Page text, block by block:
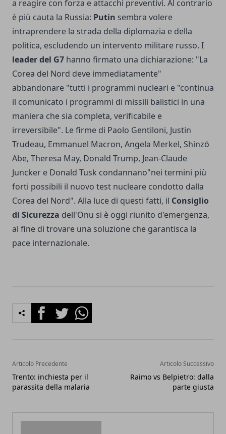
a reagire con forza e attacchi preventivi. Al contrario
è più cauta la Russia: Putin sembra volere
intraprendere la strada della diplomazia e della
politica, escludendo un intervento militare russo. I
leader del G7 hanno firmato una dichiarazione: "La
Corea del Nord deve immediatamente"
abbandonare "tutti i programmi nucleari e "continua
il comunicato i programmi di missili balistici in una
maniera che sia completa, verificabile e
irreversibile". Le firme di Paolo Gentiloni, Justin
Trudeau, Emmanuel Macron, Angela Merkel, Shinzō
Abe, Theresa May, Donald Trump, Jean-Claude
Juncker e Donald Tusk condannano"nei termini più
forti possibili il nuovo test nucleare condotto dalla
Corea del Nord". Alla luce di questi fatti, il Consiglio
di Sicurezza dell'Onu si è oggi riunito d'emergenza,
al fine di trovare una soluzione che garantisca la
pace internazionale.
FacebookTwitterWhatsapp
Articolo Precedente
Trento: inchiesta per il
parassita della malaria
Articolo Successivo
Raimo vs Belpietro: dalla
parte giusta